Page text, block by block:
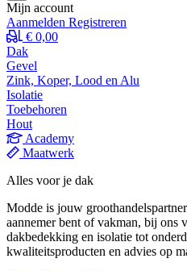
Mijn account
Aanmelden Registreren
€ 0,00
Dak
Gevel
Zink, Koper, Lood en Alu
Isolatie
Toebehoren
Hout
Academy
Maatwerk
Alles voor je dak
Modde is jouw
aannemer bent of vakman, bij ons
dakbedekking en isolatie tot
kwaliteitsproducten en advies op